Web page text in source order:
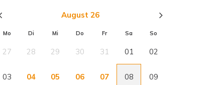
August 26
Mo Di Mi Do Fr Sa So
27 28 29 30 31 01 02
03 04 05 06 07 08 09